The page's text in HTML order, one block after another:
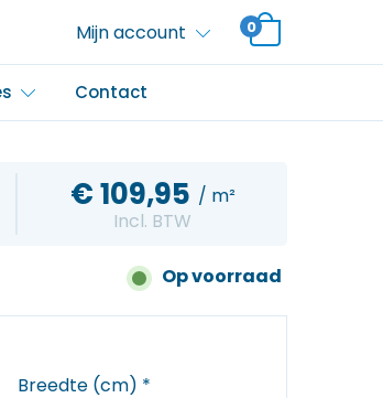
Mijn account 0
Contact
€109,95 / m²
Incl. BTW
Op voorraad
Breedte (cm) *